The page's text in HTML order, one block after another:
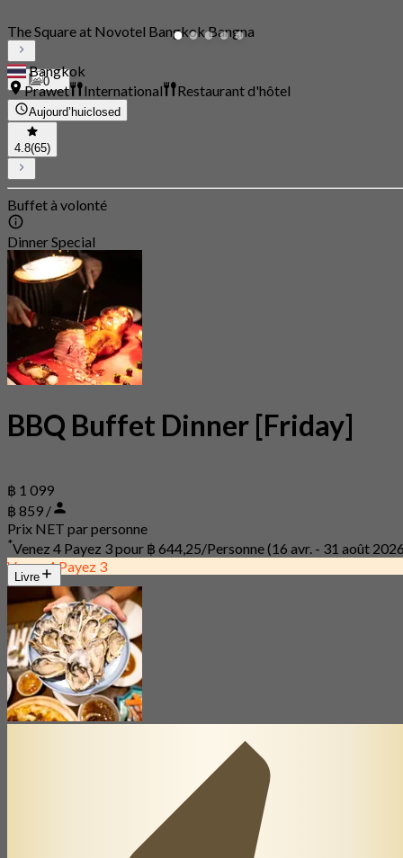
0
The Square at Novotel Bangkok Bangna
Bangkok
Prawet
International Restaurant d'hôtel
Aujourd’huiclosed
4.8(65)
Buffet à volonté
Dinner Special
BBQ Buffet Dinner [Friday]
฿ 1 099
฿ 859 /
Prix NET par personne
*Venez 4 Payez 3 pour ฿ 644,25/Personne(16 avr. - 31 août
Venez 4 Payez 3
Livre